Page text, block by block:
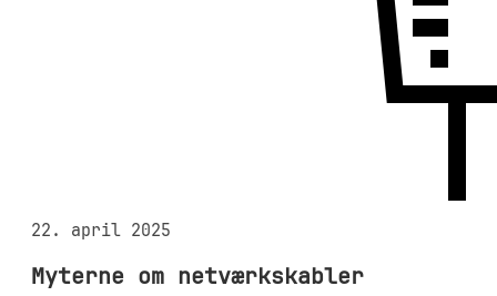
22. april 2025
Myterne om netværkskabler